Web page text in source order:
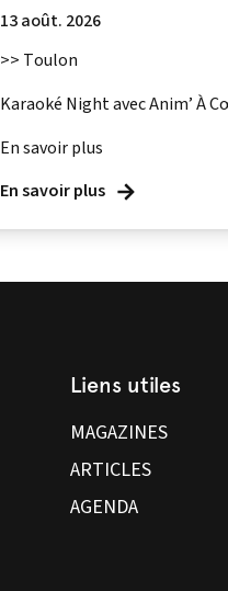
13 août. 2026
>> Toulon
Karaoké Night avec Anim’ À
En savoir plus
En savoir plus
Liens utiles
MAGAZINES
ARTICLES
AGENDA